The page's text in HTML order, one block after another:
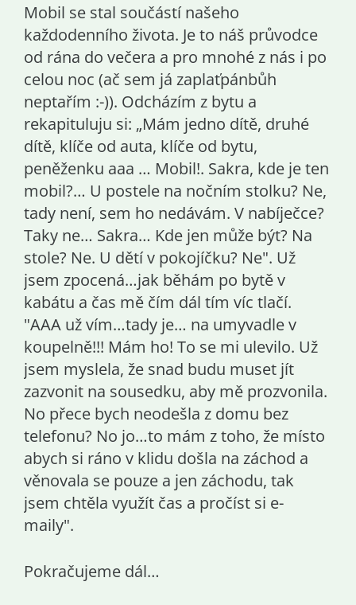
Mobil se stal součástí našeho
každodenního života. Je to náš průvodce
od rána do večera a pro mnohé z nás i po
celou noc (ač sem já zaplaťpánbůh
neptařím :-)). Odcházím z bytu a
rekapituluju si: „Mám jedno dítě, druhé
dítě, klíče od auta, klíče od bytu,
peněženku aaa … Mobil!. Sakra, kde je ten
mobil?… U postele na nočním stolku? Ne,
tady není, sem ho nedávám. V nabíječce?
Taky ne… Sakra… Kde jen může být? Na
stole? Ne. U dětí v pokojíčku? Ne". Už
jsem zpocená…jak běhám po bytě v
kabátu a čas mě čím dál tím víc tlačí.
"AAA už vím…tady je… na umyvadle v
koupelně!!! Mám ho! To se mi ulevilo. Už
jsem myslela, že snad budu muset jít
zazvonit na sousedku, aby mě prozvonila.
No přece bych neodešla z domu bez
telefonu? No jo…to mám z toho, že místo
abych si ráno v klidu došla na záchod a
věnovala se pouze a jen záchodu, tak
jsem chtěla využít čas a pročíst si e-
maily".
Pokračujeme dál…